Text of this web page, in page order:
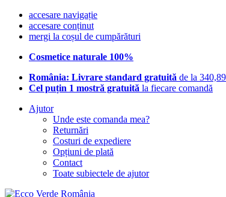
accesare navigație
accesare conținut
mergi la coșul de cumpărături
Cosmetice naturale 100%
România: Livrare standard gratuită de la
Cel puțin 1 mostră gratuită la fiecare comandă
Ajutor
Unde este comanda mea?
Returnări
Costuri de expediere
Opțiuni de plată
Contact
Toate subiectele de ajutor